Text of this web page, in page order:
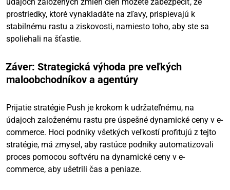
prostriedky, ktoré vynakladáte na zľavy, prispievajú k
stabilnému rastu a ziskovosti, namiesto toho, aby ste sa
spoliehali na šťastie.
Záver: Strategická výhoda pre veľkých
maloobchodníkov a agentúry
Prijatie stratégie Push je krokom k udržateľnému, na
údajoch založenému rastu pre úspešné dynamické ceny v e-
commerce. Hoci podniky všetkých veľkostí profitujú z tejto
stratégie, má zmysel, aby rastúce podniky automatizovali
proces pomocou softvéru na dynamické ceny v e-
commerce, aby ušetrili čas a peniaze.